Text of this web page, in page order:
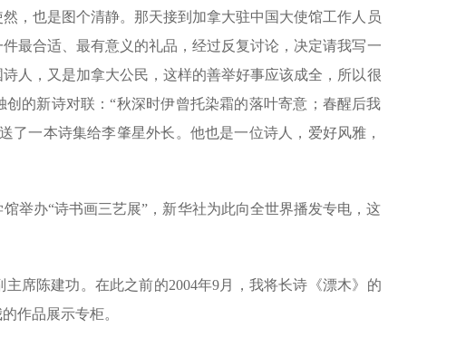
也是图个清静。那天接到加拿大驻中国大使馆工作人员
最合适、最有意义的礼品，经过反复讨论，决定请我写一
人，又是加拿大公民，这样的善举好事应该成全，所以很
的新诗对联：“秋深时伊曾托染霜的落叶寄意；春醒后我
了一本诗集给李肇星外长。他也是一位诗人，爱好风雅，
办“诗书画三艺展”，新华社为此向全世界播发专电，这
陈建功。在此之前的2004年9月，我将长诗《漂木》的
作品展示专柜。